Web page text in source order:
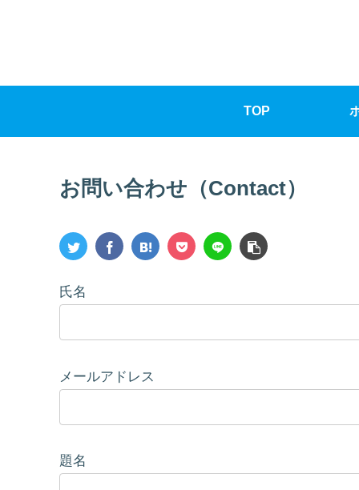
TOP
お問い合わせ（Contact）
氏名
メールアドレス
題名